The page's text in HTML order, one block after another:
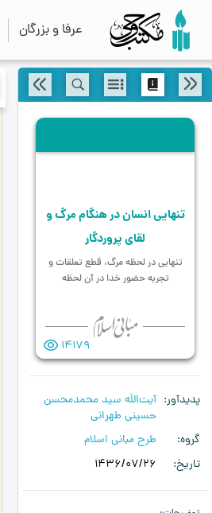
عرفا و بزرگان
تنهایی انسان در هنگام مرگ و
لقای پروردگار
تنهایی در لحظه مرگ، قطع تعلقات و
تجربه حضور خدا در آن لحظه
14179
پدیدآور
آیت‌اللَه سید محمدمحسن
حسینی طهرانی
گروه
طرح مبانی اسلام
تاریخ
1436/07/26